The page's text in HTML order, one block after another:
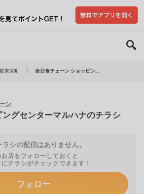
東栄町 全日食チェーン ショッピン...
ン
ングセンターマルハナのチラシ
シの配信はありません。
お店をフォローしておくと
チラシがチェックできます！
フォロー